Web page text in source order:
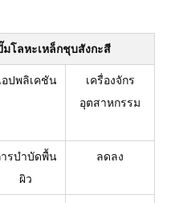
โลหะเหล็กชุบสังกะสี
อปพลิเคชัน
เครื่องจักร
อุตสาหกรรม
ารบำบัดพื้น
ผิว
ลดลง